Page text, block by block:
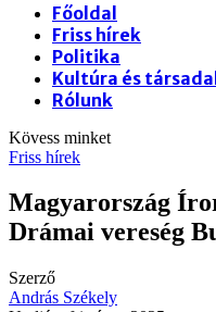
Főoldal
Friss hírek
Politika
Kultúra és
Rólunk
Kövess minket
Friss hírek
Magyarország
Drámai vereség
Szerző
András Székely